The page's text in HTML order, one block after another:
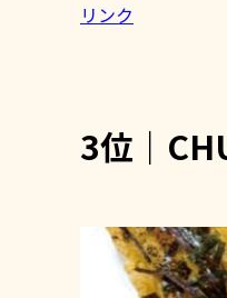
リンク
3位｜